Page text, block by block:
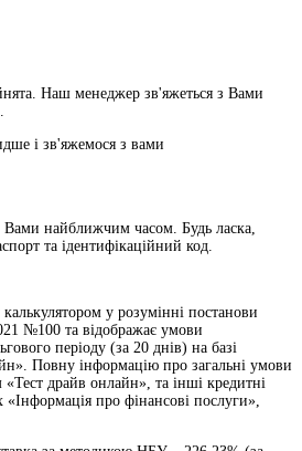
Наш менеджер зв'яжеться з Вами
і зв'яжемося з вами
найближчим часом. Будь ласка,
та ідентифікаційний код.
у розумінні постанови
№100 та відображає умови
періоду (за 20 днів) на базі
Повну інформацію про загальні умови
драйв онлайн», та інші кредитні
«Інформація про фінансові послуги»,